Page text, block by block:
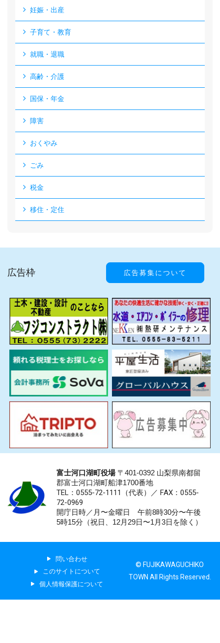
妊娠・出産
子育て・教育
就職・退職
高齢・介護
国保・年金
障害
おくやみ
ごみ
税金
移住・定住
広告枠 広告募集について
富士河口湖町役場〒401-0392 山梨県南都留
郡富士河口湖町船津1700番地
TEL：0555-72-1111 （代表）／ FAX：0555-
72-0969
開庁日時／月〜金曜日 午前8時30分〜午後
5時15分（祝日、12月29日〜1月3日を除く）
問い合わせ
このサイトについて
個人情報保護について
© FUJIKAWAGUCHIKO
TOWN All Rights Reserved.